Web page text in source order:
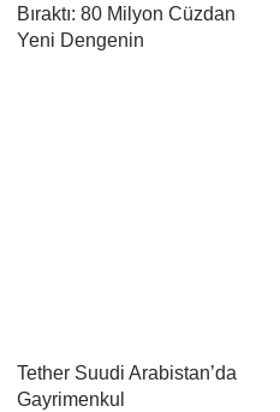
Bıraktı: 80 Milyon Cüzdan
Yeni Dengenin
Tether Suudi Arabistan’da
Gayrimenkul